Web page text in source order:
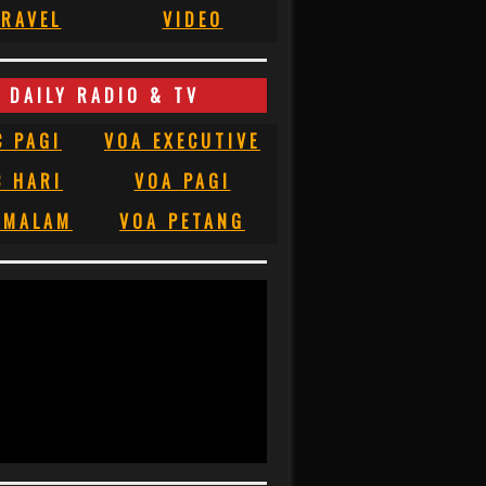
VIDEO
DAILY RADIO & TV
PAGI
VOA EXECUTIVE
HARI
VOA PAGI
VOA PETANG